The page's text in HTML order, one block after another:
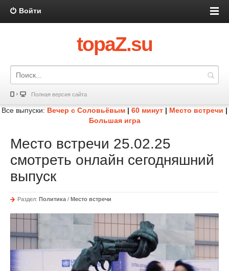
Войти
topaZ.su
Полная версия сайта
Все выпуски: Вечер с Соловьёвым | 60 минут | Место встречи |
Большая игра
Место встречи 25.02.25
смотреть онлайн сегодняшний
выпуск
Раздел: Политика / Место встречи